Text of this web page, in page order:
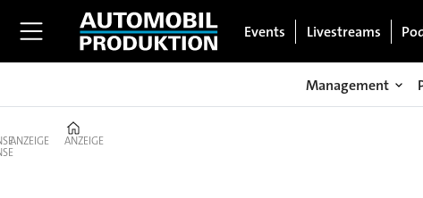
Events Livestreams
Management
ANZEIGE ANZEIGE